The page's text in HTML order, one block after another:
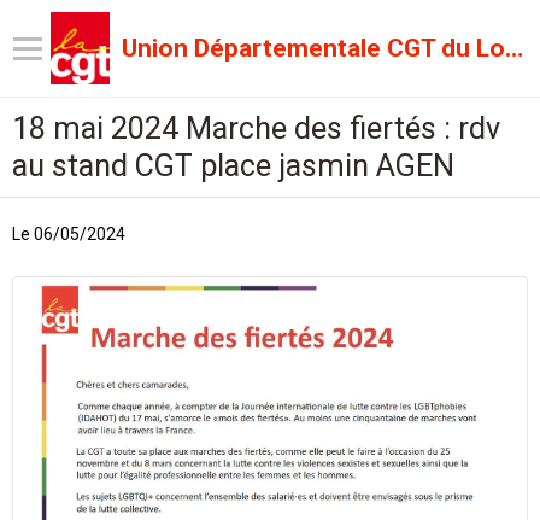
Union Départementale CGT du Lot et Garonne
18 mai 2024 Marche des fiertés : rdv
au stand CGT place jasmin AGEN
Le 06/05/2024